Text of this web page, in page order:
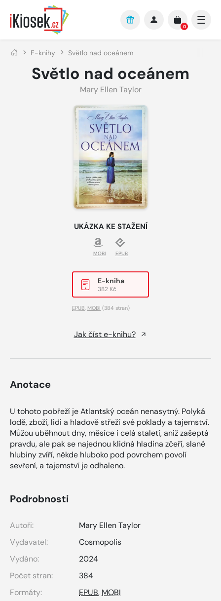
Přejít na hlavní obsah
0
E-knihy Světlo nad oceánem
Světlo nad oceánem
Mary Ellen Taylor
UKÁZKA KE STAŽENÍ
MOBI EPUB
E-kniha
382 Kč
EPUB, MOBI (384 stran)
Jak číst e-knihu?
Anotace
U tohoto pobřeží je Atlantský oceán nenasytný. Polyká
lodě, zboží, lidi a hladově střeží své poklady a tajemství.
Můžou uběhnout dny, měsíce i celá staletí, aniž zašeptá
pravdu, ale pak se najednou klidná hladina zčeří, slané
hlubiny zvíří, někde hluboko pod povrchem povolí
sevření, a tajemství je odhaleno.
Podrobnosti
Autoři:
Mary Ellen Taylor
Vydavatel:
Cosmopolis
Vydáno:
2024
Počet stran:
384
Formáty:
EPUB, MOBI